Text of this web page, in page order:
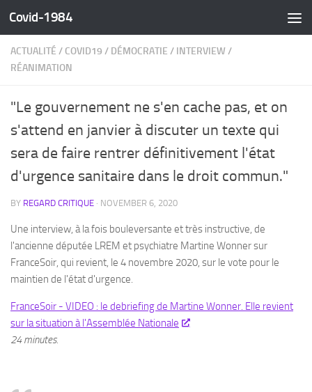
Skip to content
Covid-1984
ACTUALITÉ / COVID19 / DÉMOCRATIE / INTERVIEW/
RÉANIMATION
"Le gouvernement ne s'en cache pas, et on
s'attend en janvier à discuter un texte qui
sera de faire rentrer définitivement l'état
d'urgence sanitaire dans le droit commun."
BY REGARD CRITIQUE · NOVEMBER 6, 2020
Une interview, à la fois bouleversante et très instructive, de
l'ancienne députée LREM et psychiatre Martine Wonner sur
FranceSoir, qui revient, le 4 novembre 2020, sur le vote pour le
maintien de l'état d'urgence.
FranceSoir - VIDEO : le debriefing de Martine Wonner. Elle revient
sur la situation à l'Assemblée Nationale
24 minutes.